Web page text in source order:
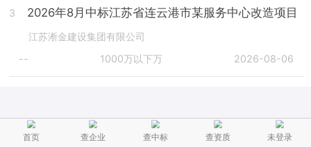
3 2026年8月中标江苏省连云港市某服务中心改造项目
江苏淅金建设集团有限公司
--
1000万以下万 2026-08-06
首页 查企业 查中标 查资质 未登录